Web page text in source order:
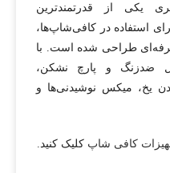
2800 وات پارچ 4 لیتری یکی از قدرتمندترین
استفاده در کافی‌شاپ‌ها،
طراحی شده است. با
ضدزنگ و پارچ نشکن،
یخ، میکس نوشیدنی‌ها و
کافی شاپ کلیک کنید.